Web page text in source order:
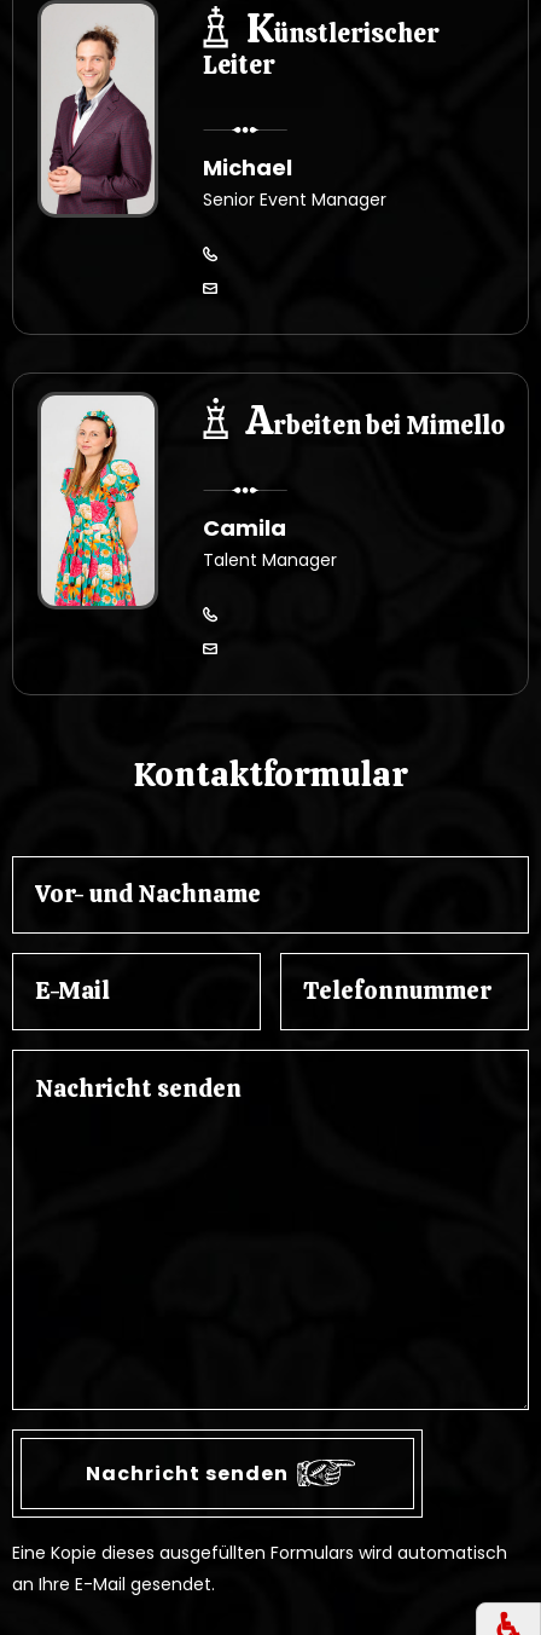
Künstlerischer
Leiter
Michael
Senior Event Manager
Arbeiten bei Mimello
Camila
Talent Manager
Kontaktformular
Eine Kopie dieses ausgefüllten Formulars wird automatisch
an Ihre E-Mail gesendet.